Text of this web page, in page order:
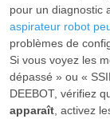
pour un diagnostic
aspirateur robot
problèmes de
Si vous voyez les
dépassé » ou «
DEEBOT, vérifiez
apparaît , activez